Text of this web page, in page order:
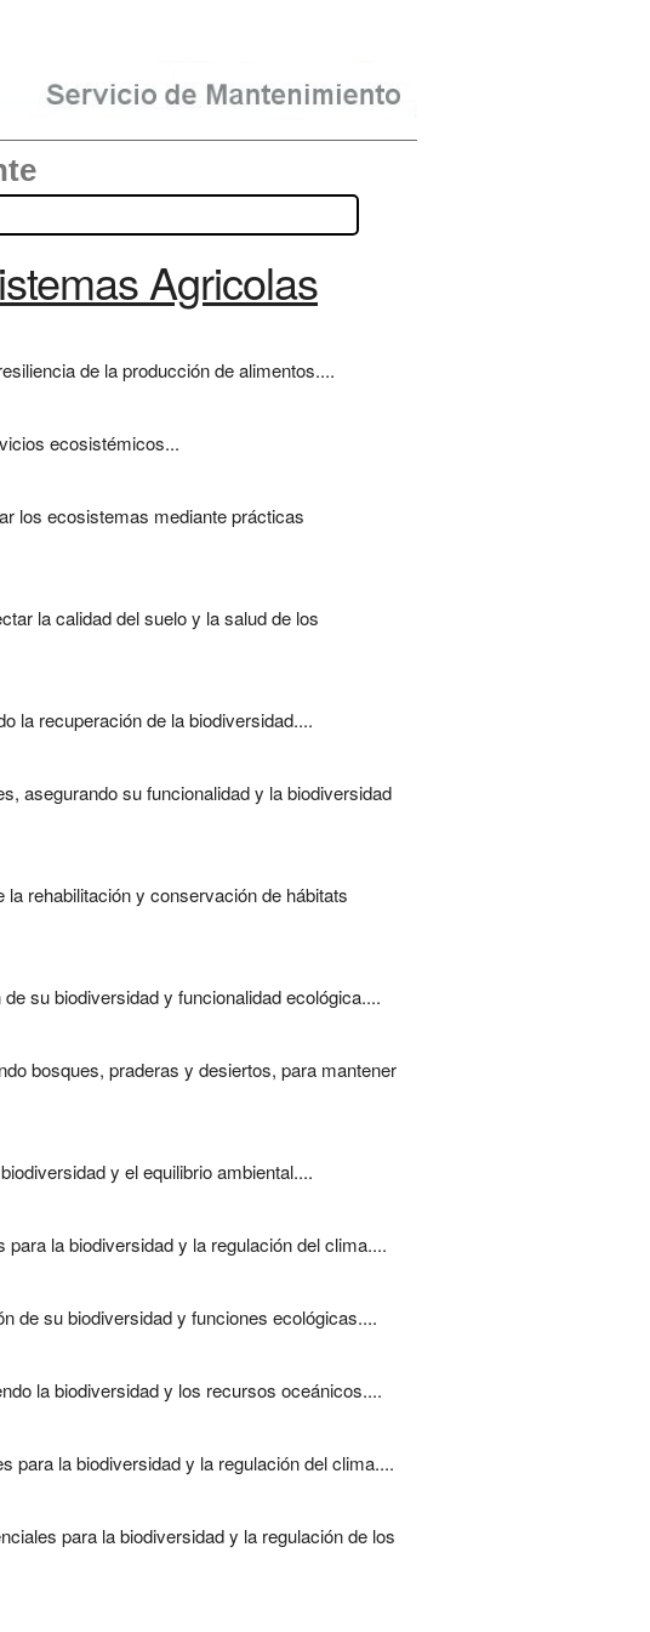
Agricolas
de la producción de alimentos....
ecosistémicos...
los ecosistemas mediante prácticas
la calidad del suelo y la salud de los
la recuperación de la biodiversidad....
asegurando su funcionalidad y la biodiversidad
rehabilitación y conservación de hábitats
su biodiversidad y funcionalidad ecológica....
bosques, praderas y desiertos, para mantener
y el equilibrio ambiental....
la biodiversidad y la regulación del clima....
de su biodiversidad y funciones ecológicas....
la biodiversidad y los recursos oceánicos....
la biodiversidad y la regulación del clima....
para la biodiversidad y la regulación de los